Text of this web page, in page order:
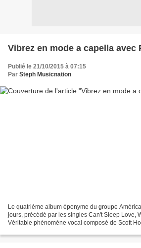
Vibrez en mode a capella avec
Publié le 21/10/2015 à 07:15
Par Steph Musicnation
Le quatrième album éponyme du groupe
jours, précédé par les singles Can't Sleep Love,
Véritable phénomène vocal composé de Scott